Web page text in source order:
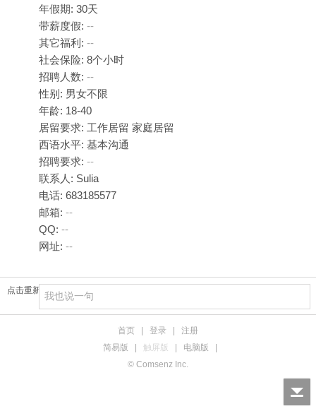
年假期: 30天
带薪度假: --
其它福利: --
社会保险: 8个小时
招聘人数: --
性别: 男女不限
年龄: 18-40
居留要求: 工作居留 家庭居留
西语水平: 基本沟通
招聘要求: --
联系人: Sulia
电话: 683185577
邮箱: --
QQ: --
网址: --
点击重新加载
首页 登录
注册
简易版
触屏版 电脑版
© Comsenz Inc.